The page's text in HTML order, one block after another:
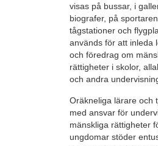
visas på bussar, i
biografer, på
tågstationer och
används för att inleda
och föredrag om
rättigheter i skolor,
och andra
Oräkneliga lärare och
med ansvar för
mänskliga rättigheter
ungdomar stöder